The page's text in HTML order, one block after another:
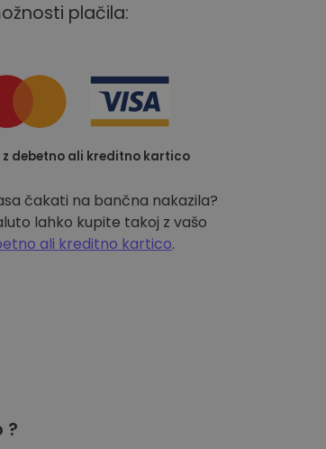
plačila:
z debetno ali kreditno kartico
čakati na bančna nakazila?
lahko kupite takoj z vašo
ali kreditno kartico.
?